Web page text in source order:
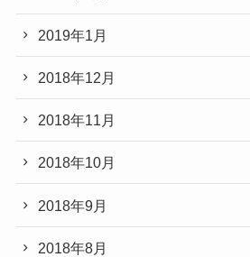
2019年1月
2018年12月
2018年11月
2018年10月
2018年9月
2018年8月